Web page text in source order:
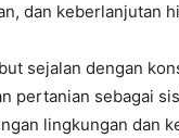
dan keberlanjutan
sejalan dengan
pertanian sebagai
lingkungan dan